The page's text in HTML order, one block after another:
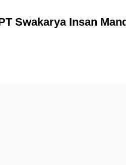
Swakarya Insan